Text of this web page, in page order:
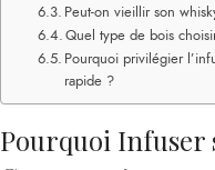
Peut-on vieillir son
Quel type de bois
Pourquoi privilégier
rapide ?
Pourquoi Infuser